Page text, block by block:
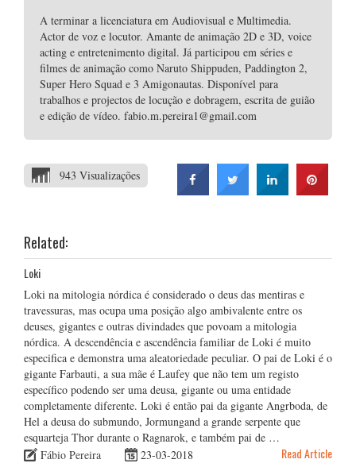
A terminar a licenciatura em Audiovisual e Multimedia.
Actor de voz e locutor. Amante de animação 2D e 3D, voice
acting e entretenimento digital. Já participou em séries e
filmes de animação como Naruto Shippuden, Paddington 2,
Super Hero Squad e 3 Amigonautas. Disponível para
trabalhos e projectos de locução e dobragem, escrita de guião
e edição de vídeo. fabio.m.pereira1@gmail.com
943 Visualizações
Related:
Loki
Loki na mitologia nórdica é considerado o deus das mentiras e
travessuras, mas ocupa uma posição algo ambivalente entre os
deuses, gigantes e outras divindades que povoam a mitologia
nórdica. A descendência e ascendência familiar de Loki é muito
especifica e demonstra uma aleatoriedade peculiar. O pai de Loki é o
gigante Farbauti, a sua mãe é Laufey que não tem um registo
específico podendo ser uma deusa, gigante ou uma entidade
completamente diferente. Loki é então pai da gigante Angrboda, de
Hel a deusa do submundo, Jormungand a grande serpente que
esquarteja Thor durante o Ragnarok, e também pai de …
Fábio Pereira
23-03-2018 Read Article